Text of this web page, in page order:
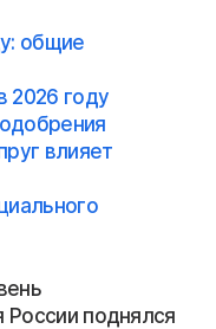
общие
2026 году
влияет
России поднялся